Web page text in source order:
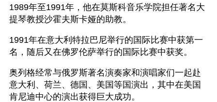
1989年至1991年，他在莫斯科音乐学院担任著名大
提琴教授沙霍夫斯卡娅的助教。
1991年在意大利特拉巴尼举行的国际比赛中获第一
名，随后又在佛罗伦萨举行的国际比赛中获奖。
奥列格经常与俄罗斯著名演奏家和演唱家们一起赴
意大利、荷兰、德国、美国等国演出，其中在美国
肯尼迪中心的演出获得巨大成功。